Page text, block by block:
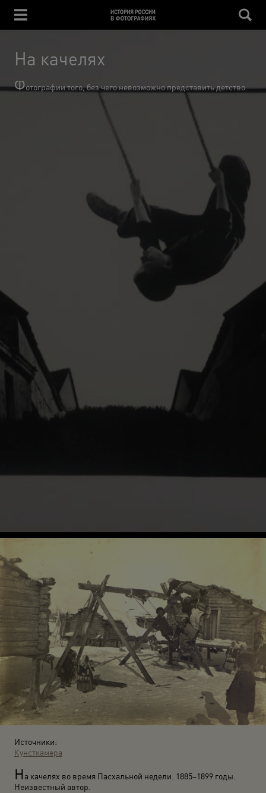
На качелях
Фотографии того, без чего невозможно представить детство.
Источники:
Кунсткамера
На качелях во время Пасхальной недели. 1885–1899 годы.
Неизвестный автор.